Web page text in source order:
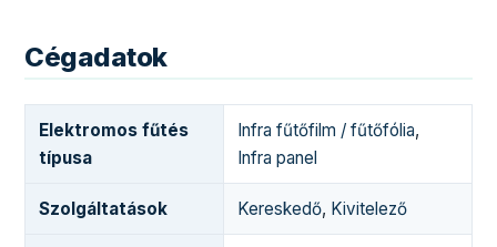
Cégadatok
Elektromos fűtés
típusa
Infra fűtőfilm / fűtőfólia,
Infra panel
Szolgáltatások Kereskedő, Kivitelező